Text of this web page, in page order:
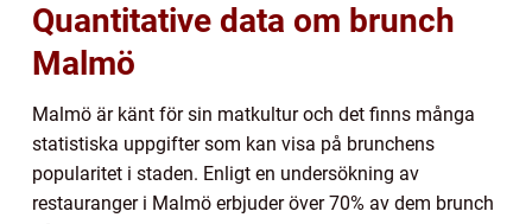
Quantitative data om brunch
Malmö
Malmö är känt för sin matkultur och det finns många
statistiska uppgifter som kan visa på brunchens
popularitet i staden. Enligt en undersökning av
restauranger i Malmö erbjuder över 70% av dem brunch